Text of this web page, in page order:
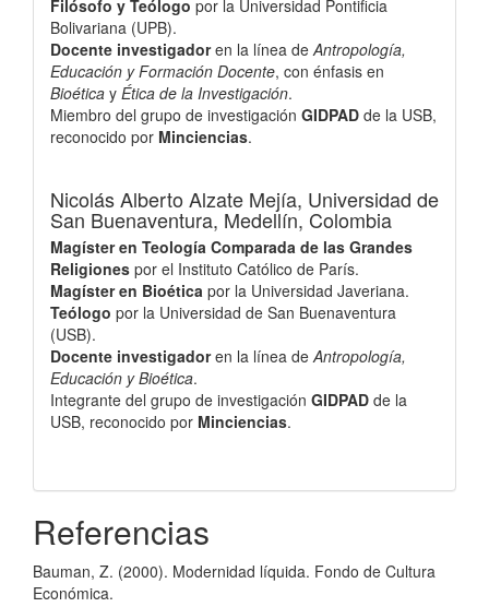
Filósofo y Teólogo por la Universidad Pontificia
Bolivariana (UPB).
Docente investigadoren la línea deAntropología,
Educación y Formación Docente, con énfasis en
Bioética y Ética de la Investigación.
Miembro del grupo de investigación GIDPAD de la USB,
reconocido por Minciencias.
Nicolás Alberto Alzate Mejía, Universidad de
San Buenaventura, Medellín, Colombia
Magíster en Teología Comparada de las Grandes
Religiones por el Instituto Católico de París.
Magíster en Bioética por la Universidad Javeriana.
Teólogo por la Universidad de San Buenaventura
(USB).
Docente investigadoren la línea deAntropología,
Educación y Bioética.
Integrante del grupo de investigación GIDPAD de la
USB, reconocido por Minciencias.
Referencias
Bauman, Z. (2000). Modernidad líquida. Fondo de Cultura
Económica.